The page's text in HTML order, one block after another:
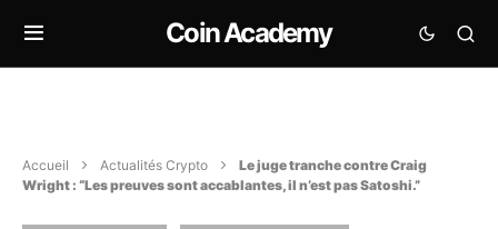
Coin Academy
Accueil Actualités Crypto
Le juge tranche contre Craig
Wright : “Les preuves sont accablantes, il n’est pas Satoshi.”